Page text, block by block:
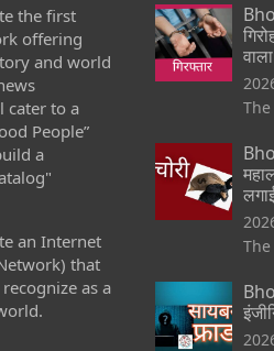
the first
offering
and world
cater to a
People”
a
an Internet
that
as a